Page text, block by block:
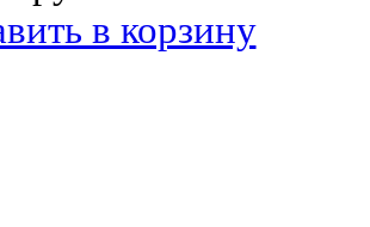
в корзину